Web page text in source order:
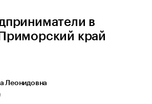
в
край
Леонидовна